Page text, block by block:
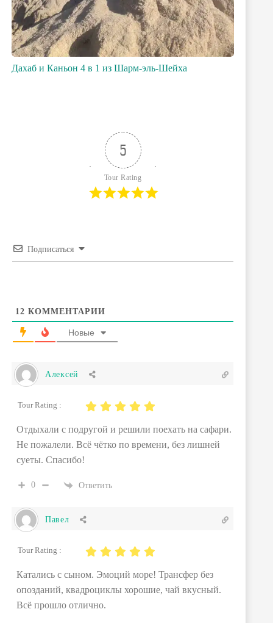
Дахаб и Каньон 4 в 1 из Шарм-эль-Шейха
5
Tour Rating
Подписаться
12 КОММЕНТАРИИ
Новые
Алексей
Tour Rating :
Отдыхали с подругой и решили поехать на сафари.
Не пожалели. Всё чётко по времени, без лишней
суеты. Спасибо!
0 Ответить
Павел
Tour Rating :
Катались с сыном. Эмоций море! Трансфер без
опозданий, квадроциклы хорошие, чай вкусный.
Всё прошло отлично.